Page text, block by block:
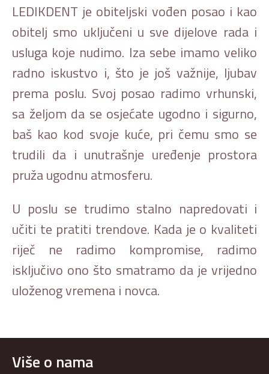
LEDIKDENT je obiteljski vođen posao i kao
obitelj smo uključeni u sve dijelove rada i
usluga koje nudimo. Iza sebe imamo veliko
radno iskustvo i, što je još važnije, ljubav
prema poslu. Svoj posao radimo vrhunski,
sa željom da se osjećate ugodno i sigurno,
baš kao kod svoje kuće, pri čemu smo se
trudili da i unutrašnje uređenje prostora
pruža ugodnu atmosferu.
U poslu se trudimo stalno napredovati i
učiti te pratiti trendove. Kada je o kvaliteti
riječ ne radimo kompromise, radimo
isključivo ono što smatramo da je vrijedno
uloženog vremena i novca.
Više o nama